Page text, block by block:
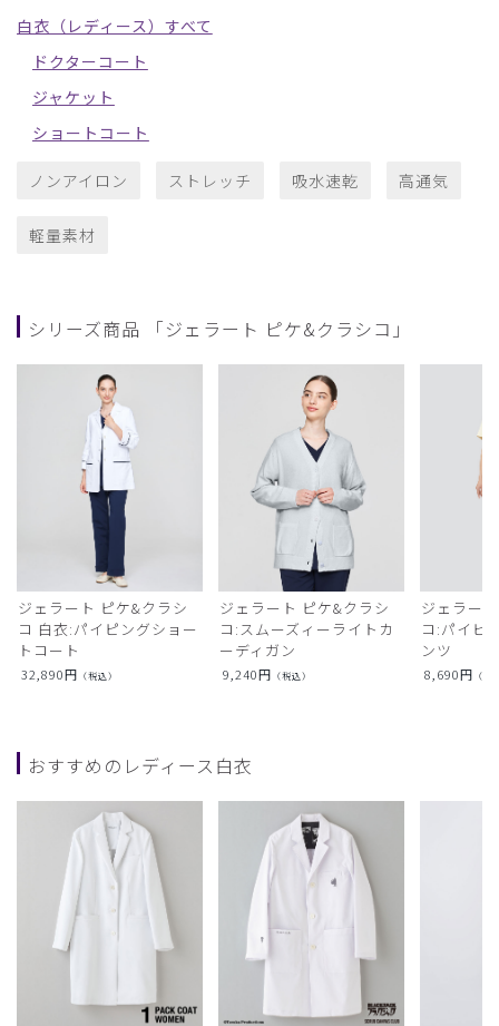
白衣（レディース）すべて
ドクターコート
ジャケット
ショートコート
ノンアイロン ストレッチ 吸水速乾 高通気
軽量素材
シリーズ商品 「ジェラート ピケ&クラシコ」
ジェラート ピケ&クラシ
コ 白衣:パイピングショー
トコート
32,890円 （税込）
ジェラート ピケ&クラシ
コ:スムーズィーライトカ
ーディガン
9,240円 （税込）
ジェラー
コ:パイピ
ンツ
8,690円 （税
おすすめのレディース白衣